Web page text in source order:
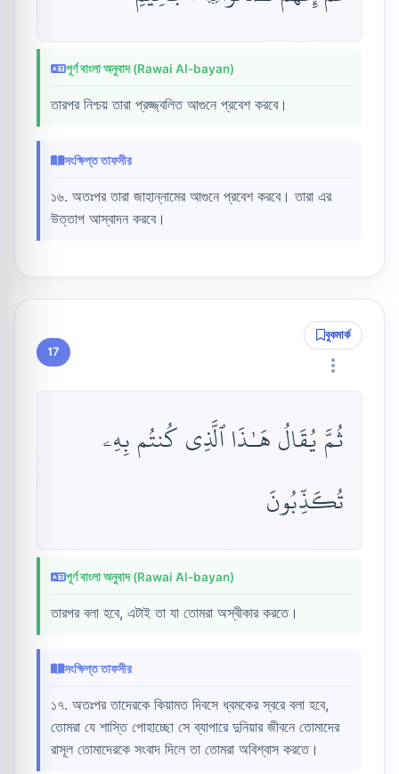
পূর্ণ বাংলা অনুবাদ (Rawai Al-bayan)
তারপর নিশ্চয় তারা প্রজ্জ্বলিত আগুনে প্রবেশ করবে।
সংক্ষিপ্ত তাফসীর
১৬. অতঃপর তারা জাহান্নামের আগুনে প্রবেশ করবে। তারা এর
উত্তাপ আস্বাদন করবে।
17
বুকমার্ক
ثُمَّ يُقَالُ هَـٰذَا ٱلَّذِى كُنتُم بِهِۦ
تُكَذِّبُونَ
পূর্ণ বাংলা অনুবাদ (Rawai Al-bayan)
তারপর বলা হবে, এটাই তা যা তোমরা অস্বীকার করতে।
সংক্ষিপ্ত তাফসীর
১৭. অতঃপর তাদেরকে কিয়ামত দিবসে ধ্বমকের স্বরে বলা হবে,
তোমরা যে শাস্তি পোহাচ্ছো সে ব্যাপারে দুনিয়ার জীবনে তোমাদের
রাসূল তোমাদেরকে সংবাদ দিলে তা তোমরা অবিশ্বাস করতে।